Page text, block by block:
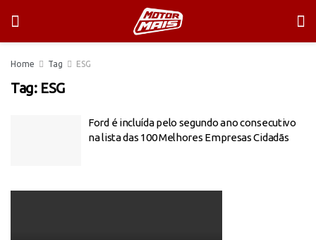
Home Tag ESG
Tag: ESG
Ford é incluída pelo segundo ano consecutivo
na lista das 100 Melhores Empresas Cidadãs